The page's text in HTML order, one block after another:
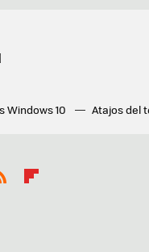
Windows 10 Atajos del